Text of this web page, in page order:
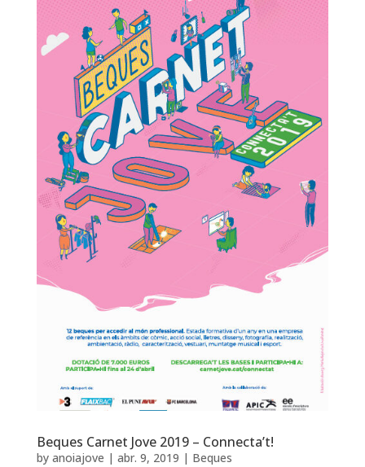
Beques Carnet Jove 2019 – Connecta’t!
by anoiajove | abr. 9, 2019 | Beques